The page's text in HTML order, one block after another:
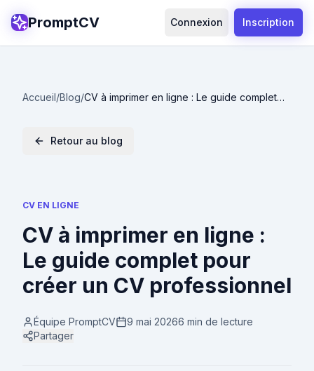
PromptCV Connexion Inscription
Accueil/Blog/CV à imprimer en ligne : Le guide complet
Retour au blog
CV EN LIGNE
CV à imprimer en ligne :
Le guide complet pour
créer un CV professionnel
Équipe PromptCV 9 mai 20266 min de lecture
Partager